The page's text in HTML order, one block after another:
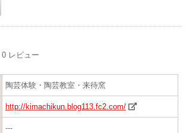
0 レビュー
陶芸体験・陶芸教室・来待窯
http://kimachikun.blog113.fc2.com/
---